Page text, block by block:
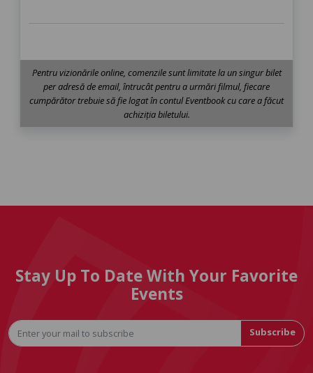
Pentru vizionările online, comenzile sunt limitate la un singur bilet
per adresă de email, întrucât pentru a urmări filmul, fiecare
cumpărător trebuie să fie logat în contul Eventbook cu care a făcut
achiziția biletului.
Stay Up To Date With Your Favorite
Events
Subscribe